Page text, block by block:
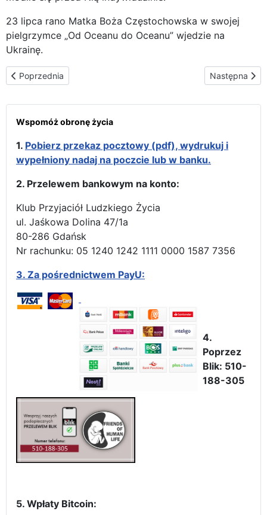
23 lipca rano Matka Boża Częstochowska w swojej
pielgrzymce „Od Oceanu do Oceanu” wjedzie na
Ukrainę.
Poprzednia strona: Odwiedziny na Ukrainie
Poprzednia Następna
Następna
Wspomóż obronę życia
1. Pobierz przekaz pocztowy (pdf), wydrukuj i
wypełniony nadaj na poczcie lub w banku.
2. Przelewem bankowym na konto:
Klub Przyjaciół Ludzkiego Życia
ul. Jaśkowa Dolina 47/1a
80-286 Gdańsk
Nr rachunku: 05 1240 1242 1111 0000 1587 7356
3. Za pośrednictwem PayU:
4.
Poprzez
Blik: 510-
188-305
5. Wpłaty Bitcoin: